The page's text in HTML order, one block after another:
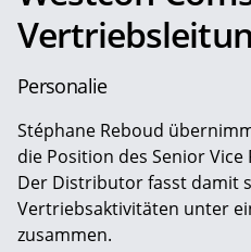
Personalie
Stéphane Reboud
die Position des Senior Vice
Der Distributor fasst damit
Vertriebsaktivitäten unter
zusammen.